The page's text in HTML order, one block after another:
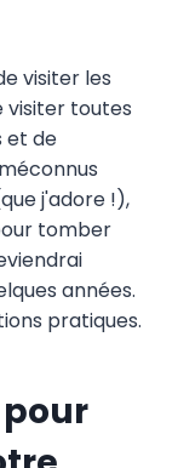
visiter les
visiter toutes
et de
j'adore !),
tomber
années.
pratiques.